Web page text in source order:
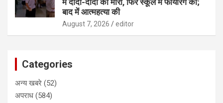
में दादा-दादी को मारा, फिर स्कूल में फायरिंग की;
बाद में आत्महत्या की
August 7, 2026 editor
Categories
अन्य खबरे (52)
अपराध (584)